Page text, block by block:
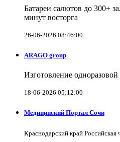
Батареи салютов до 300+
минут восторга
26-06-2026 08:46:00
ARAGO group
Изготовление
18-06-2026 05:12:00
Медицинский Портал Сочи
Краснодарский край Российская